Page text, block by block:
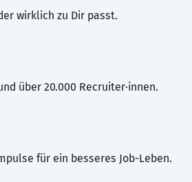
wirklich zu Dir passt.
über 20.000 Recruiter·innen.
für ein besseres Job-Leben.